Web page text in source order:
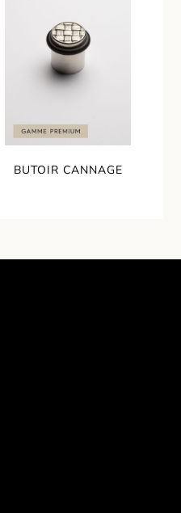
BUTOIR CANNAGE